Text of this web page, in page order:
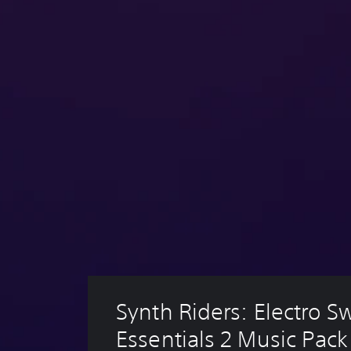
Synth Riders: Electro
Essentials 2 Music Pack